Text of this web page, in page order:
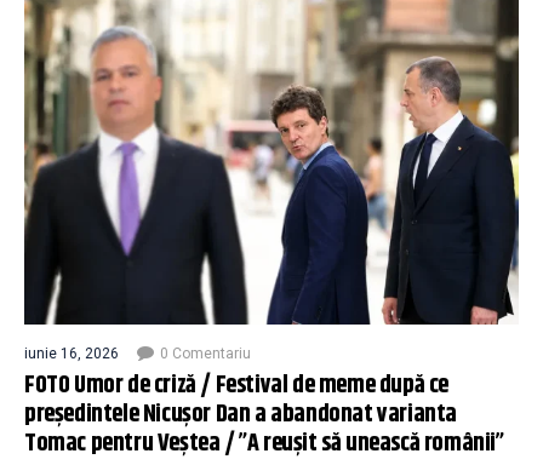
iunie 16, 2026 0 Comentariu
FOTO Umor de criză / Festival de meme după ce
președintele Nicușor Dan a abandonat varianta
Tomac pentru Veștea / ”A reușit să unească românii”